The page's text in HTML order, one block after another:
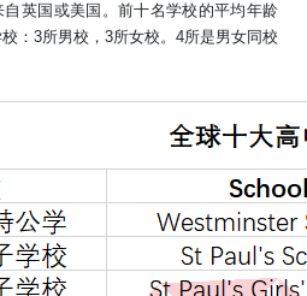
英国或美国。前十名学校的平均年龄
： 3所男校， 3所女校。 4所是男女同校